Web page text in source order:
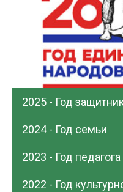
2025 - Год
2024 - Год семьи
2023 - Год
2022 - Год